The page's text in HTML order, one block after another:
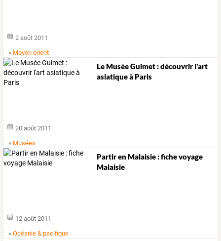
2 août 2011
» Moyen orient
Le Musée Guimet : découvrir l'art
asiatique à Paris
20 août 2011
» Musées
Partir en Malaisie : fiche voyage
Malaisie
12 août 2011
»Océanie & pacifique